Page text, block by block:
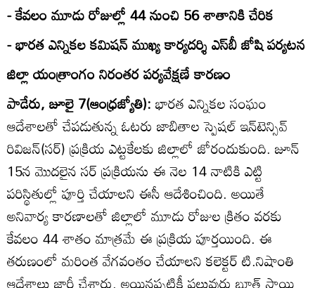
- కేవలం మూడు రోజుల్లో 44 నుంచి 56 శాతానికి చేరిక
- భారత ఎన్నికల కమిషన్‌ ముఖ్య కార్యదర్శి ఎస్‌బీ జోషి పర్యటన
జిల్లా యంత్రాంగం నిరంతర పర్యవేక్షణే కారణం
పాడేరు, జూలై 7(ఆంధ్రజ్యోతి):భారత ఎన్నికల సంఘం
ఆదేశాలతో చేపడుతున్న ఓటరు జాబితాల స్పెషల్‌ ఇన్‌టెన్సివ్‌
రివిజన్‌(సర్‌) ప్రక్రియ ఎట్టకేలకు జిల్లాలో జోరందుకుంది. జూన్‌
15న మొదలైన సర్‌ ప్రక్రియను ఈ నెల 14 నాటికి ఎట్టి
పరిస్థితుల్లో పూర్తి చేయాలని ఈసీ ఆదేశించింది. అయితే
అనివార్య కారణాలతో జిల్లాలో మూడు రోజుల క్రితం వరకు
కేవలం 44 శాతం మాత్రమే ఈ ప్రక్రియ పూర్తయింది. ఈ
తరుణంలో మరింత వేగవంతం చేయాలని కలెక్టర్‌ టి.నిషాంతి